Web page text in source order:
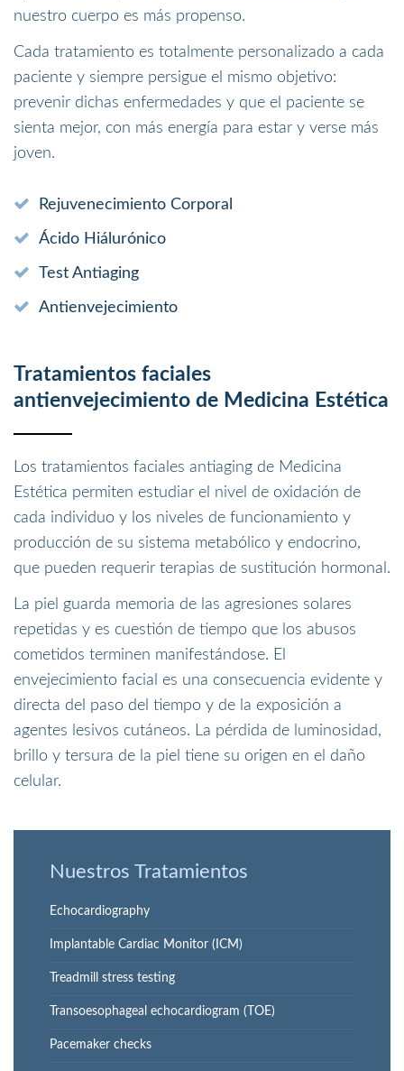
nuestro cuerpo es más propenso.
Cada tratamiento es totalmente personalizado a cada
paciente y siempre persigue el mismo objetivo:
prevenir dichas enfermedades y que el paciente se
sienta mejor, con más energía para estar y verse más
joven.
Rejuvenecimiento Corporal
Ácido Hiálurónico
Test Antiaging
Antienvejecimiento
Tratamientos faciales
antienvejecimiento de Medicina Estética
Los tratamientos faciales antiaging de Medicina
Estética permiten estudiar el nivel de oxidación de
cada individuo y los niveles de funcionamiento y
producción de su sistema metabólico y endocrino,
que pueden requerir terapias de sustitución hormonal.
La piel guarda memoria de las agresiones solares
repetidas y es cuestión de tiempo que los abusos
cometidos terminen manifestándose. El
envejecimiento facial es una consecuencia evidente y
directa del paso del tiempo y de la exposición a
agentes lesivos cutáneos. La pérdida de luminosidad,
brillo y tersura de la piel tiene su origen en el daño
celular.
Nuestros Tratamientos
Echocardiography
Implantable Cardiac Monitor (ICM)
Treadmill stress testing
Transoesophageal echocardiogram (TOE)
Pacemaker checks